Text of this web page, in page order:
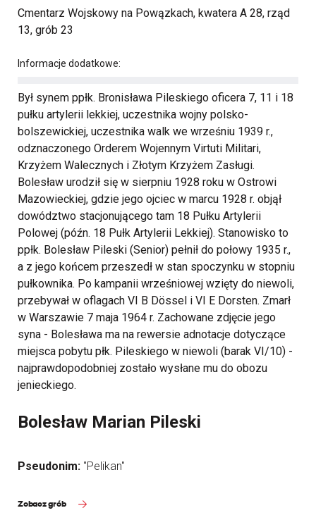
Cmentarz Wojskowy na Powązkach, kwatera A 28, rząd
13, grób 23
Informacje dodatkowe:
Był synem ppłk. Bronisława Pileskiego oficera 7, 11 i 18
pułku artylerii lekkiej, uczestnika wojny polsko-
bolszewickiej, uczestnika walk we wrześniu 1939 r.,
odznaczonego Orderem Wojennym Virtuti Militari,
Krzyżem Walecznych i Złotym Krzyżem Zasługi.
Bolesław urodził się w sierpniu 1928 roku w Ostrowi
Mazowieckiej, gdzie jego ojciec w marcu 1928 r. objął
dowództwo stacjonującego tam 18 Pułku Artylerii
Polowej (późn. 18 Pułk Artylerii Lekkiej). Stanowisko to
ppłk. Bolesław Pileski (Senior) pełnił do połowy 1935 r.,
a z jego końcem przeszedł w stan spoczynku w stopniu
pułkownika. Po kampanii wrześniowej wzięty do niewoli,
przebywał w oflagach VI B Dössel i VI E Dorsten. Zmarł
w Warszawie 7 maja 1964 r. Zachowane zdjęcie jego
syna - Bolesława ma na rewersie adnotacje dotyczące
miejsca pobytu płk. Pileskiego w niewoli (barak VI/10) -
najprawdopodobniej zostało wysłane mu do obozu
jenieckiego.
Bolesław Marian Pileski
Pseudonim: "Pelikan"
Zobacz grób